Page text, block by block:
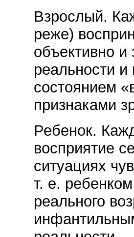
Взрослый.
реже)
объективно и
реальности и
состоянием
признаками
Ребенок.
восприятие
ситуациях
т. е.
реального